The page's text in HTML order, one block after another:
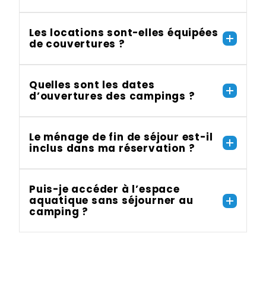
Les locations sont-elles équipées
de couvertures ?
Quelles sont les dates
d’ouvertures des campings ?
Le ménage de fin de séjour est-il
inclus dans ma réservation ?
Puis-je accéder à l’espace
aquatique sans séjourner au
camping ?